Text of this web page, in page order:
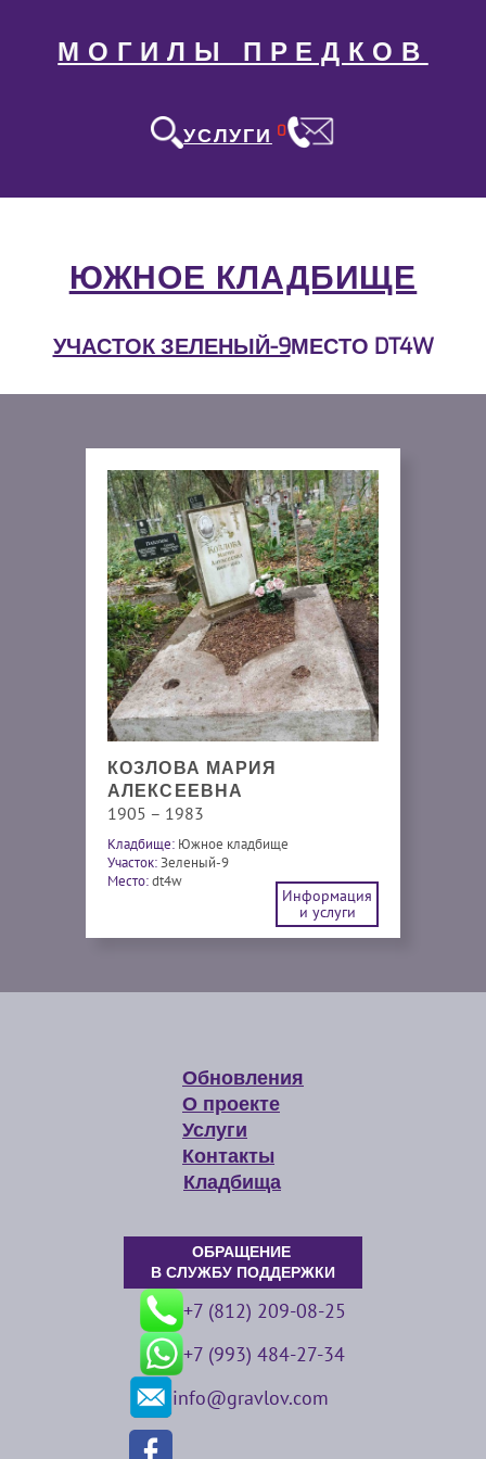
МОГИЛЫ ПРЕДКОВ
УСЛУГИ 0
ЮЖНОЕ КЛАДБИЩЕ
УЧАСТОК ЗЕЛЕНЫЙ-9МЕСТО DT4W
КОЗЛОВА МАРИЯ
АЛЕКСЕЕВНА
1905 – 1983
Кладбище: Южное кладбище
Участок:Зеленый-9
Место:dt4w
Информация
и услуги
Обновления
О проекте
Услуги
Контакты
Кладбища
ОБРАЩЕНИЕ
В СЛУЖБУ ПОДДЕРЖКИ
+7 (812) 209-08-25
+7 (993) 484-27-34
info@gravlov.com